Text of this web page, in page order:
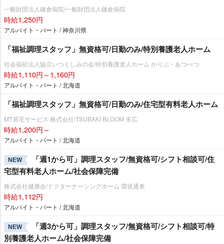
一般財団法人鎌倉病院/一般財団法人鎌倉病院
時給1,250円
アルバイト・パート / 神奈川県
「福祉調理スタッフ」無資格可/日勤のみ/特別養護老人ホーム
社会福祉法人協立いつくしみの会/特別養護老人ホーム かりぷ・あつべつ
時給1,110円～1,160円
アルバイト・パート / 北海道
「福祉調理スタッフ」無資格可/日勤のみ/住宅型有料老人ホーム
MT居宅サービス 株式会社/TSUBAKI BLOOM 末広
時給1,200円～
アルバイト・パート / 北海道
NEW
「週1から可」調理スタッフ/無資格可/シフト相談可/住
宅型有料老人ホーム/社会保障完備
株式会社健康会/ドクターナーシングホーム 環状通東
時給1,112円
アルバイト・パート / 北海道
NEW
「週3から可」調理スタッフ/無資格可/シフト相談可/特
別養護老人ホーム/社会保障完備